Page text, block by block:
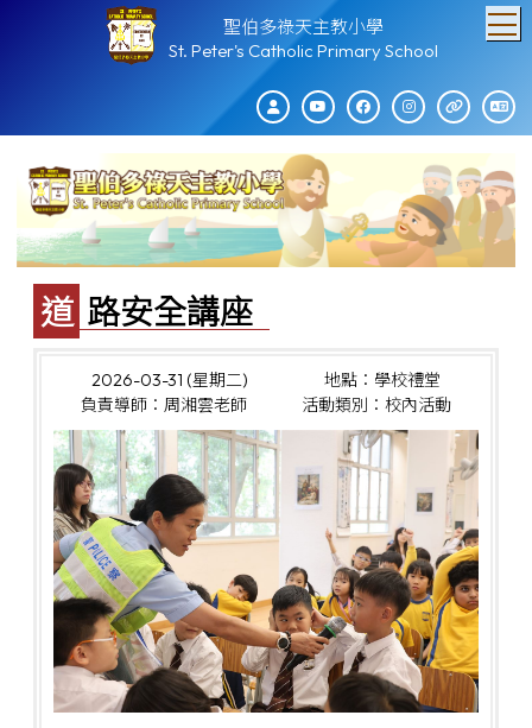
聖伯多祿天主教小學
St. Peter's Catholic Primary School
道路安全講座
2026-03-31 (星期二)
地點：學校禮堂
負責導師：周湘雲老師
活動類別：校內活動